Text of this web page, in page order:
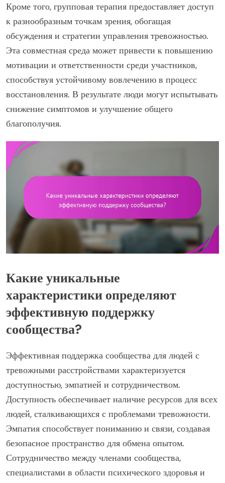
Кроме того, групповая терапия предоставляет доступ
к разнообразным точкам зрения, обогащая
обсуждения и стратегии управления тревожностью.
Эта совместная среда может привести к повышению
мотивации и ответственности среди участников,
способствуя устойчивому вовлечению в процесс
восстановления. В результате люди могут испытывать
снижение симптомов и улучшение общего
благополучия.
Какие уникальные
характеристики определяют
эффективную поддержку
сообщества?
Эффективная поддержка сообщества для людей с
тревожными расстройствами характеризуется
доступностью, эмпатией и сотрудничеством.
Доступность обеспечивает наличие ресурсов для всех
людей, сталкивающихся с проблемами тревожности.
Эмпатия способствует пониманию и связи, создавая
безопасное пространство для обмена опытом.
Сотрудничество между членами сообщества,
специалистами в области психического здоровья и